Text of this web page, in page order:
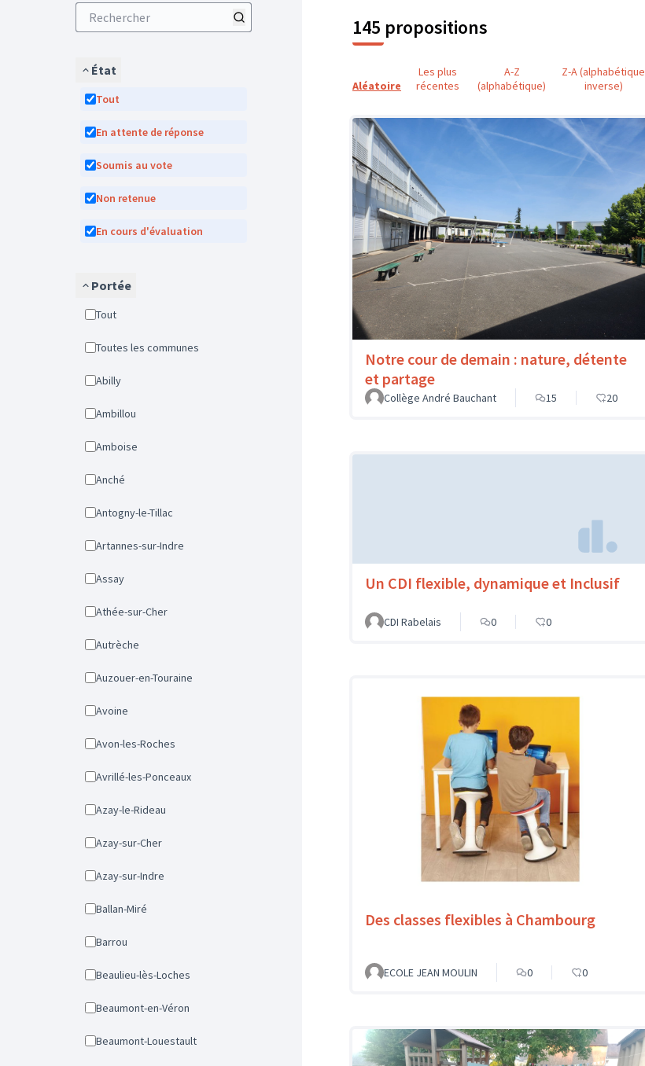
État
Tout
En attente de réponse
Soumis au vote
Non retenue
En cours d'évaluation
Portée
Tout
Toutes les communes
Abilly
Ambillou
Amboise
Anché
Antogny-le-Tillac
Artannes-sur-Indre
Assay
Athée-sur-Cher
Autrèche
Auzouer-en-Touraine
Avoine
Avon-les-Roches
Avrillé-les-Ponceaux
Azay-le-Rideau
Azay-sur-Cher
Azay-sur-Indre
Ballan-Miré
Barrou
Beaulieu-lès-Loches
Beaumont-en-Véron
Beaumont-Louestault
145 propositions
Aléatoire
Les plus
récentes
A-Z
(alphabétique)
Z-A (alphabétique
inverse)
Notre cour de demain : nature, détente
et partage
Collège André Bauchant 15 20
Un CDI flexible, dynamique et Inclusif
CDI Rabelais 0 0
Des classes flexibles à Chambourg
ECOLE JEAN MOULIN 0 0